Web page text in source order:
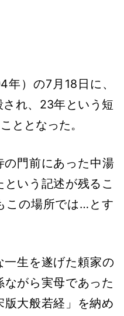
）の7月18日に、
れ、23年という短
ととなった。
の門前にあった中湯
という記述が残るこ
この場所では…とす
生を遂げた頼家の
がら実母であった
大般若経」を納め